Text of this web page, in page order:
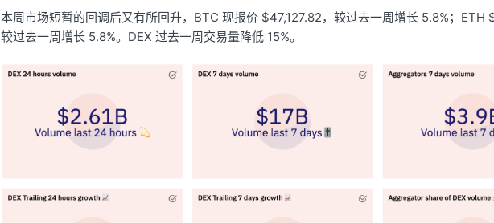
本周市场短暂的回调后又有所回升，BTC 现报价 $47,127.82，较过去一周增长 5.8%；ETH
较过去一周增长 5.8%。DEX 过去一周交易量降低 15%。